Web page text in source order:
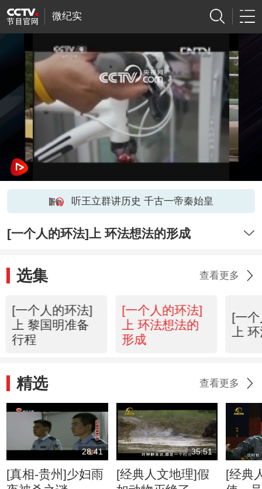
微纪实
网络开小差了，请稍后再试
听王立群讲历史 千古一帝秦始皇
[一个人的环法]上 环法想法的形成
选集 查看更多
[一个人的环法]
上 黎国明准备
行程
[一个人的环法]
上 环法想法的
形成
[一
上
精选 查看更多
28:41
[真相-贵州]少妇雨
35:51
[经典人文地理]假
[经典